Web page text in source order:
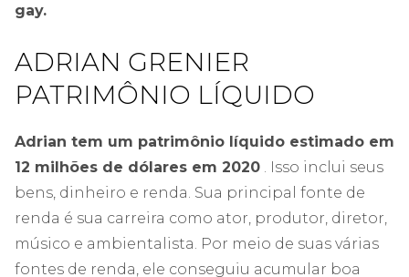
gay.
ADRIAN GRENIER
PATRIMÔNIO LÍQUIDO
Adrian tem um patrimônio líquido estimado em
12 milhões de dólares em 2020 . Isso inclui seus
bens, dinheiro e renda. Sua principal fonte de
renda é sua carreira como ator, produtor, diretor,
músico e ambientalista. Por meio de suas várias
fontes de renda, ele conseguiu acumular boa